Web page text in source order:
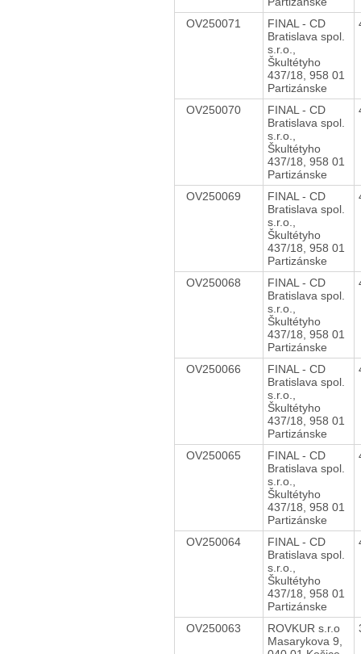
OV250071
FINAL - CD
Bratislava spol.
s.r.o.,
Škultétyho
437/18, 958 01
Partizánske
OV250070
FINAL - CD
Bratislava spol.
s.r.o.,
Škultétyho
437/18, 958 01
Partizánske
OV250069
FINAL - CD
Bratislava spol.
s.r.o.,
Škultétyho
437/18, 958 01
Partizánske
OV250068
FINAL - CD
Bratislava spol.
s.r.o.,
Škultétyho
437/18, 958 01
Partizánske
OV250066
FINAL - CD
Bratislava spol.
s.r.o.,
Škultétyho
437/18, 958 01
Partizánske
OV250065
FINAL - CD
Bratislava spol.
s.r.o.,
Škultétyho
437/18, 958 01
Partizánske
OV250064
FINAL - CD
Bratislava spol.
s.r.o.,
Škultétyho
437/18, 958 01
Partizánske
OV250063
ROVKUR s.r.o
Masarykova 9,